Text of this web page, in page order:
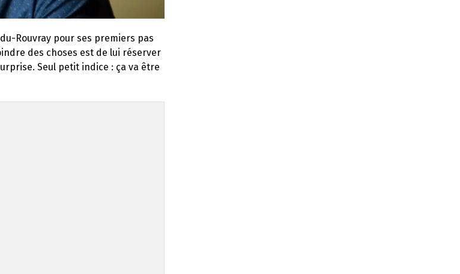
Rouvray pour ses premiers pas
des choses est de lui réserver
Seul petit indice : ça va être